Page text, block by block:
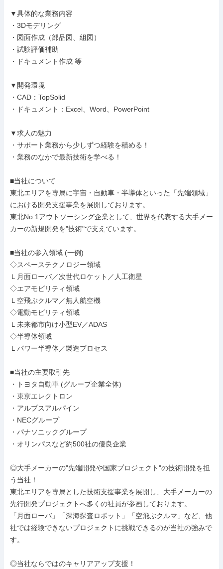
▼具体的な業務内容
・3Dモデリング
・図面作成（部品図、組図）
・試験評価補助
・ドキュメント作成 等
▼開発環境
・CAD：TopSolid
・ドキュメント：Excel、Word、PowerPoint
▼求人の魅力
・サポート業務から少しずつ経験を積める！
・業務のなかで最新技術を学べる！
■当社について
東北エリアを専属に宇宙・自動車・半導体といった「先端領域」
における開発支援事業を展開しております。
東北No.1アウトソーシング企業として、世界を代表する大手メー
カーの新規開発を"技術"で支えています。
■当社の参入領域 (一例)
◇スペーステクノロジー領域
Ｌ月面ローバ／次世代ロケット／人工衛星
◇エアモビリティ領域
Ｌ空飛ぶクルマ／無人航空機
◇電動モビリティ領域
Ｌ未来都市向け小型EV／ADAS
◇半導体領域
Ｌパワー半導体／製造プロセス
■当社の主要取引先
・トヨタ自動車 (グループ企業全体)
・東京エレクトロン
・アルプスアルパイン
・NECグループ
・パナソニックグループ
・オリンパスなど約500社の優良企業
◎大手メーカーの"先端開発や国家プロジェクト"の技術開発を担
う当社！
東北エリアを専属とした技術支援事業を展開し、大手メーカーの
先行開発プロジェクトへ多くの社員が参画しております。
「月面ローバ」「深海探査ロボット」「空飛ぶクルマ」など、他
社では経験できないプロジェクトに挑戦できるのが当社の強みで
す。
◎当社ならではのキャリアアップ支援！